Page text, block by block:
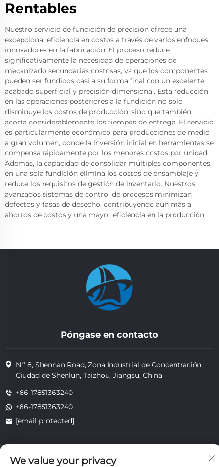
Rentables
Nuestro servicio de fundición de precisión ofrece una
excepcional eficiencia en costos a través de varios enfoques
innovadores en la fabricación. El proceso reduce
significativamente la necesidad de operaciones de
mecanizado secundarias costosas, ya que los componentes
pueden ser fundidos casi a su forma final con un excelente
acabado superficial y precisión dimensional. Esta reducción
en las operaciones posteriores a la fundición no solo
disminuye los costos de producción, sino que también
acorta considerablemente los tiempos de entrega. El servicio
es particularmente económico para producciones de medio
a gran volumen, donde la inversión inicial en herramientas se
compensa rápidamente por los menores costos por unidad.
Además, la capacidad de consolidar múltiples componentes
en una sola fundición elimina los costos de ensamblaje y
reduce los requisitos de gestión de inventario. Nuestros
avanzados sistemas de control de procesos minimizan
defectos y tasas de desecho, contribuyendo aún más a
ahorros de costos y una mayor eficiencia en la producción.
Póngase en contacto
N.º 8, Shennan Road, Zona Industrial de Concentración,
Ciudad de Shenlun, Taizhou, Jiangsu, China
+86-17851363240
+86-17851363240
[email protected]
Copyright © 2025 Jiangsu Tongzhou Heat Resistant Technology
We value your privacy